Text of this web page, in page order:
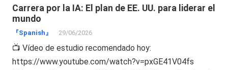
Carrera por la IA: El plan de EE. UU. para liderar el
mundo
『Spanish』 29/06/2026
📺 Vídeo de estudio recomendado hoy:
https://www.youtube.com/watch?v=pxGE41V04fs